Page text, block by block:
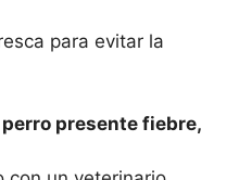
para evitar la
presente fiebre,